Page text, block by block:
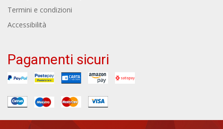
Termini e condizioni
Accessibilità
Pagamenti sicuri